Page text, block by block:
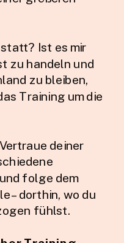
Ist es mir
zu handeln und
zu bleiben,
Training um die
deiner
folge dem
– dorthin, wo du
fühlst.